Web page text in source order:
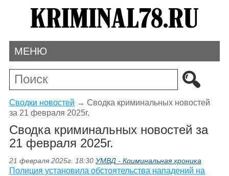
МЕНЮ
Сводки новостей → Сводка криминальных новостей
за 21 февраля 2025г.
Сводка криминальных новостей за
21 февраля 2025г.
21 февраля 2025г. 18:30 УМВД - Криминальная хроника
Полиция установила обстоятельства нападений на